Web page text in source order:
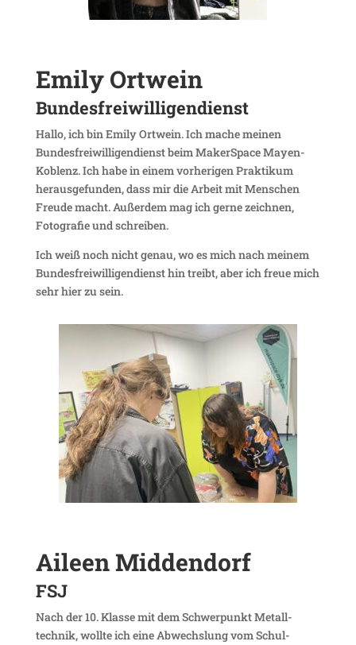
Emily Ortwein
Bundes­frei­wil­li­gen­dienst
Hallo, ich bin Emily Ortwein. Ich mache meinen
Bundes­frei­wil­li­gen­dienst beim Maker­Space Mayen-
Koblenz. Ich habe in einem vorhe­rigen Prak­tikum
heraus­ge­funden, dass mir die Arbeit mit Menschen
Freude macht. Außerdem mag ich gerne zeichnen,
Foto­grafie und schreiben.
Ich weiß noch nicht genau, wo es mich nach meinem
Bundes­frei­wil­li­gen­dienst hin treibt, aber ich freue mich
sehr hier zu sein.
Aileen Midden­dorf
FSJ
Nach der 10. Klasse mit dem Schwer­punkt Metall­
technik, wollte ich eine Abwechs­lung vom Schul­